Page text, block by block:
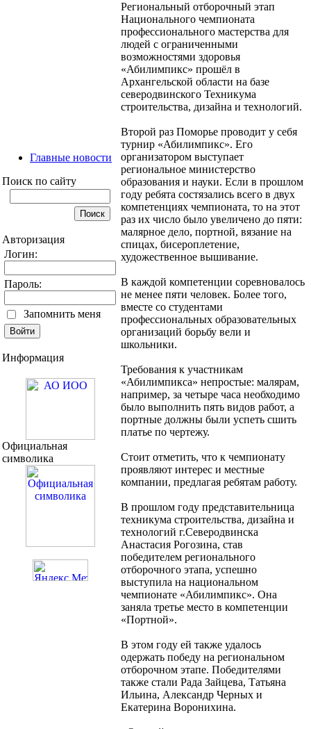
Главные новости
Поиск по сайту
Авторизация
Логин:
Пароль:
Запомнить меня
Информация
Официальная
символика
Региональный отборочный этап
Национального чемпионата
профессионального мастерства для
людей с ограниченными
возможностями здоровья
«Абилимпикс» прошёл в
Архангельской области на базе
северодвинского Техникума
строительства, дизайна и технологий.
Второй раз Поморье проводит у себя
турнир «Абилимпикс». Его
организатором выступает
региональное министерство
образования и науки. Если в прошлом
году ребята состязались всего в двух
компетенциях чемпионата, то на этот
раз их число было увеличено до пяти:
малярное дело, портной, вязание на
спицах, бисероплетение,
художественное вышивание.
В каждой компетенции соревновалось
не менее пяти человек. Более того,
вместе со студентами
профессиональных образовательных
организаций борьбу вели и
школьники.
Требования к участникам
«Абилимпикса» непростые: малярам,
например, за четыре часа необходимо
было выполнить пять видов работ, а
портные должны были успеть сшить
платье по чертежу.
Стоит отметить, что к чемпионату
проявляют интерес и местные
компании, предлагая ребятам работу.
В прошлом году представительница
техникума строительства, дизайна и
технологий г.Северодвинска
Анастасия Рогозина, став
победителем регионального
отборочного этапа, успешно
выступила на национальном
чемпионате «Абилимпикс». Она
заняла третье место в компетенции
«Портной».
В этом году ей также удалось
одержать победу на региональном
отборочном этапе. Победителями
также стали Рада Зайцева, Татьяна
Ильина, Александр Черных и
Екатерина Воронихина.